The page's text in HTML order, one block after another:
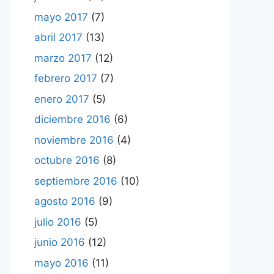
mayo 2017 (7)
abril 2017 (13)
marzo 2017 (12)
febrero 2017 (7)
enero 2017 (5)
diciembre 2016 (6)
noviembre 2016 (4)
octubre 2016 (8)
septiembre 2016 (10)
agosto 2016 (9)
julio 2016 (5)
junio 2016 (12)
mayo 2016 (11)